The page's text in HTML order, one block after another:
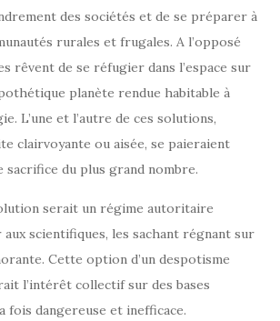
des sociétés et de se préparer à
rurales et frugales. A l’opposé
rêvent de se réfugier dans l’espace sur
planète rendue habitable à
L’une et l’autre de ces solutions,
clairvoyante ou aisée, se paieraient
sacrifice du plus grand nombre.
serait un régime autoritaire
scientifiques, les sachant régnant sur
Cette option d’un despotisme
l’intérêt collectif sur des bases
fois dangereuse et inefficace.